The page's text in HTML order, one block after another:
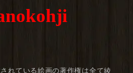
れている絵画の著作権は全て綾